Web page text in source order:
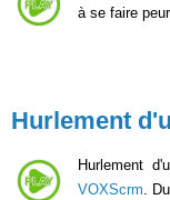
à se faire peur.
Hurlement
Hurlement
VOXScrm.